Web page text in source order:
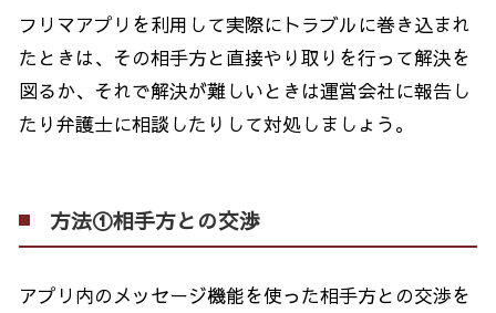
フリマアプリを利用して実際にトラブルに巻き込まれ
たときは、その相手方と直接やり取りを行って解決を
図るか、それで解決が難しいときは運営会社に報告し
たり弁護士に相談したりして対処しましょう。
方法①相手方との交渉
アプリ内のメッセージ機能を使った相手方との交渉を